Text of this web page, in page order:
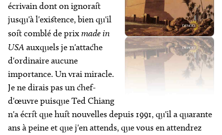
écrivain dont on ignorait
jusqu'à l'existence, bien qu'il
soit comblé de prixmade in
USA auxquels je n'attache
d'ordinaire aucune
importance. Un vrai miracle.
Je ne dirais pas un chef-
d'œuvre puisque Ted Chiang
n'a écrit que huit nouvelles depuis 1991, qu'il a quarante
ans à peine et que j'en attends, que vous en attendrez